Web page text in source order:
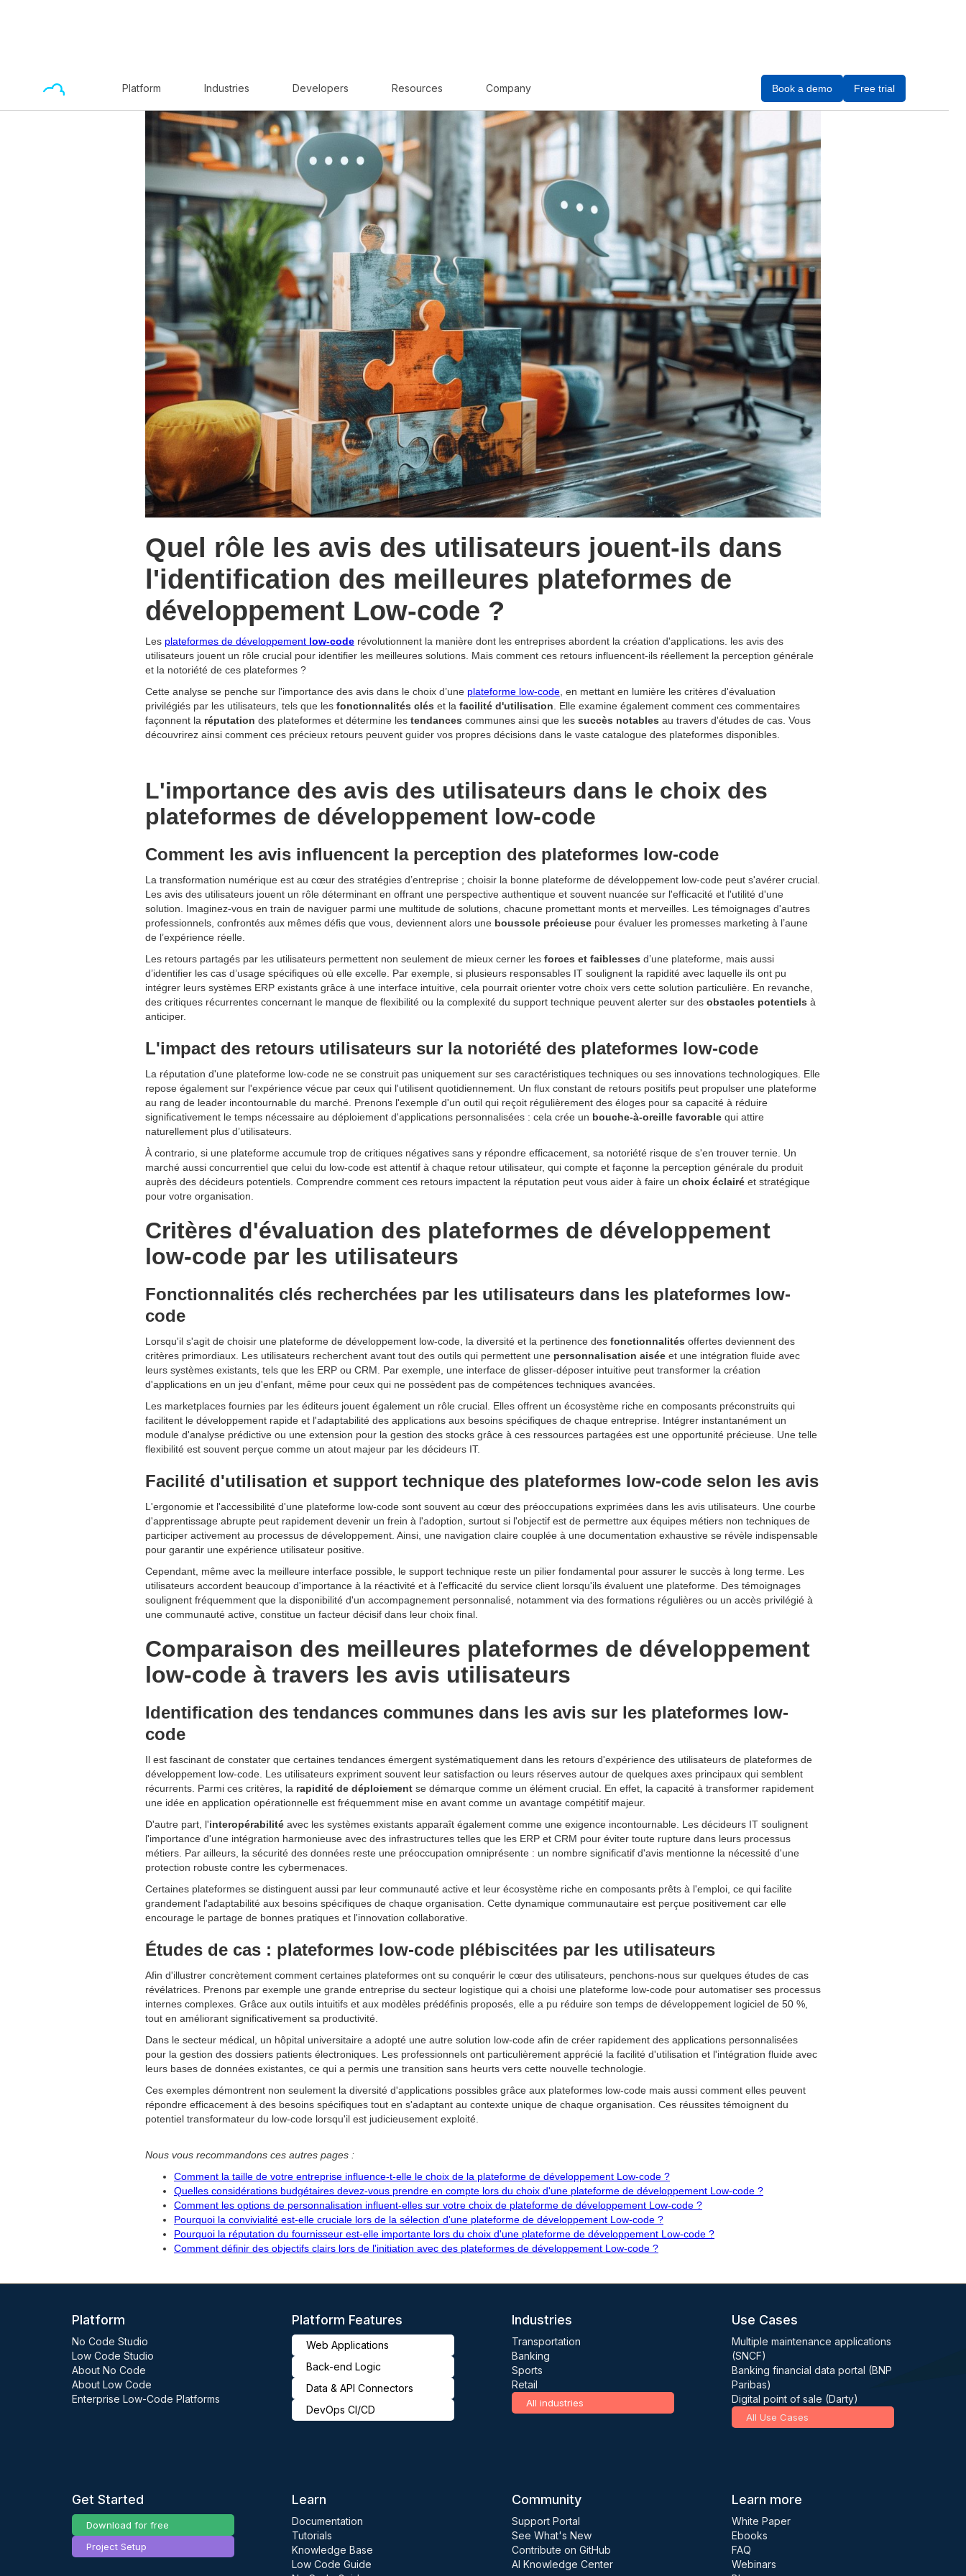
Platform Industries Developers Resources Company Book a demo Free trial
Quel rôle les avis des utilisateurs jouent-ils dans
l'identification des meilleures plateformes de
développement Low-code ?
Les plateformes de développement low-code révolutionnent la manière dont les entreprises abordent la création d'applications. les avis des
utilisateurs jouent un rôle crucial pour identifier les meilleures solutions. Mais comment ces retours influencent-ils réellement la perception générale
et la notoriété de ces plateformes ?
Cette analyse se penche sur l'importance des avis dans le choix d’une plateforme low-code , en mettant en lumière les critères d'évaluation
privilégiés par les utilisateurs, tels que les fonctionnalités clés et la facilité d'utilisation . Elle examine également comment ces commentaires
façonnent la réputation des plateformes et détermine les tendances communes ainsi que les succès notables au travers d'études de cas. Vous
découvrirez ainsi comment ces précieux retours peuvent guider vos propres décisions dans le vaste catalogue des plateformes disponibles.
L'importance des avis des utilisateurs dans le choix des
plateformes de développement low-code
Comment les avis influencent la perception des plateformes low-code
La transformation numérique est au cœur des stratégies d’entreprise ; choisir la bonne plateforme de développement low-code peut s'avérer crucial.
Les avis des utilisateurs jouent un rôle déterminant en offrant une perspective authentique et souvent nuancée sur l'efficacité et l'utilité d'une
solution. Imaginez-vous en train de naviguer parmi une multitude de solutions, chacune promettant monts et merveilles. Les témoignages d'autres
professionnels, confrontés aux mêmes défis que vous, deviennent alors une boussole précieuse pour évaluer les promesses marketing à l’aune
de l’expérience réelle.
Les retours partagés par les utilisateurs permettent non seulement de mieux cerner les forces et faiblesses d’une plateforme, mais aussi
d’identifier les cas d’usage spécifiques où elle excelle. Par exemple, si plusieurs responsables IT soulignent la rapidité avec laquelle ils ont pu
intégrer leurs systèmes ERP existants grâce à une interface intuitive, cela pourrait orienter votre choix vers cette solution particulière. En revanche,
des critiques récurrentes concernant le manque de flexibilité ou la complexité du support technique peuvent alerter sur des obstacles potentiels à
anticiper.
L'impact des retours utilisateurs sur la notoriété des plateformes low-code
La réputation d'une plateforme low-code ne se construit pas uniquement sur ses caractéristiques techniques ou ses innovations technologiques. Elle
repose également sur l'expérience vécue par ceux qui l'utilisent quotidiennement. Un flux constant de retours positifs peut propulser une plateforme
au rang de leader incontournable du marché. Prenons l'exemple d'un outil qui reçoit régulièrement des éloges pour sa capacité à réduire
significativement le temps nécessaire au déploiement d'applications personnalisées : cela crée un bouche-à-oreille favorable qui attire
naturellement plus d’utilisateurs.
À contrario, si une plateforme accumule trop de critiques négatives sans y répondre efficacement, sa notoriété risque de s'en trouver ternie. Un
marché aussi concurrentiel que celui du low-code est attentif à chaque retour utilisateur, qui compte et façonne la perception générale du produit
auprès des décideurs potentiels. Comprendre comment ces retours impactent la réputation peut vous aider à faire un choix éclairé et stratégique
pour votre organisation.
Critères d'évaluation des plateformes de développement
low-code par les utilisateurs
Fonctionnalités clés recherchées par les utilisateurs dans les plateformes low-
code
Lorsqu'il s'agit de choisir une plateforme de développement low-code, la diversité et la pertinence des fonctionnalités offertes deviennent des
critères primordiaux. Les utilisateurs recherchent avant tout des outils qui permettent une personnalisation aisée et une intégration fluide avec
leurs systèmes existants, tels que les ERP ou CRM. Par exemple, une interface de glisser-déposer intuitive peut transformer la création
d'applications en un jeu d'enfant, même pour ceux qui ne possèdent pas de compétences techniques avancées.
Les marketplaces fournies par les éditeurs jouent également un rôle crucial. Elles offrent un écosystème riche en composants préconstruits qui
facilitent le développement rapide et l'adaptabilité des applications aux besoins spécifiques de chaque entreprise. Intégrer instantanément un
module d'analyse prédictive ou une extension pour la gestion des stocks grâce à ces ressources partagées est une opportunité précieuse. Une telle
flexibilité est souvent perçue comme un atout majeur par les décideurs IT.
Facilité d'utilisation et support technique des plateformes low-code selon les avis
L'ergonomie et l'accessibilité d'une plateforme low-code sont souvent au cœur des préoccupations exprimées dans les avis utilisateurs. Une courbe
d'apprentissage abrupte peut rapidement devenir un frein à l'adoption, surtout si l'objectif est de permettre aux équipes métiers non techniques de
participer activement au processus de développement. Ainsi, une navigation claire couplée à une documentation exhaustive se révèle indispensable
pour garantir une expérience utilisateur positive.
Cependant, même avec la meilleure interface possible, le support technique reste un pilier fondamental pour assurer le succès à long terme. Les
utilisateurs accordent beaucoup d'importance à la réactivité et à l'efficacité du service client lorsqu'ils évaluent une plateforme. Des témoignages
soulignent fréquemment que la disponibilité d'un accompagnement personnalisé, notamment via des formations régulières ou un accès privilégié à
une communauté active, constitue un facteur décisif dans leur choix final.
Comparaison des meilleures plateformes de développement
low-code à travers les avis utilisateurs
Identification des tendances communes dans les avis sur les plateformes low-
code
Il est fascinant de constater que certaines tendances émergent systématiquement dans les retours d'expérience des utilisateurs de plateformes de
développement low-code. Les utilisateurs expriment souvent leur satisfaction ou leurs réserves autour de quelques axes principaux qui semblent
récurrents. Parmi ces critères, la rapidité de déploiement se démarque comme un élément crucial. En effet, la capacité à transformer rapidement
une idée en application opérationnelle est fréquemment mise en avant comme un avantage compétitif majeur.
D'autre part, l'interopérabilité avec les systèmes existants apparaît également comme une exigence incontournable. Les décideurs IT soulignent
l'importance d'une intégration harmonieuse avec des infrastructures telles que les ERP et CRM pour éviter toute rupture dans leurs processus
métiers. Par ailleurs, la sécurité des données reste une préoccupation omniprésente : un nombre significatif d'avis mentionne la nécessité d'une
protection robuste contre les cybermenaces.
Certaines plateformes se distinguent aussi par leur communauté active et leur écosystème riche en composants prêts à l'emploi, ce qui facilite
grandement l'adaptabilité aux besoins spécifiques de chaque organisation. Cette dynamique communautaire est perçue positivement car elle
encourage le partage de bonnes pratiques et l'innovation collaborative.
Études de cas : plateformes low-code plébiscitées par les utilisateurs
Afin d'illustrer concrètement comment certaines plateformes ont su conquérir le cœur des utilisateurs, penchons-nous sur quelques études de cas
révélatrices. Prenons par exemple une grande entreprise du secteur logistique qui a choisi une plateforme low-code pour automatiser ses processus
internes complexes. Grâce aux outils intuitifs et aux modèles prédéfinis proposés, elle a pu réduire son temps de développement logiciel de 50 %,
tout en améliorant significativement sa productivité.
Dans le secteur médical, un hôpital universitaire a adopté une autre solution low-code afin de créer rapidement des applications personnalisées
pour la gestion des dossiers patients électroniques. Les professionnels ont particulièrement apprécié la facilité d'utilisation et l'intégration fluide avec
leurs bases de données existantes, ce qui a permis une transition sans heurts vers cette nouvelle technologie.
Ces exemples démontrent non seulement la diversité d'applications possibles grâce aux plateformes low-code mais aussi comment elles peuvent
répondre efficacement à des besoins spécifiques tout en s'adaptant au contexte unique de chaque organisation. Ces réussites témoignent du
potentiel transformateur du low-code lorsqu'il est judicieusement exploité.
Nous vous recommandons ces autres pages :
Comment la taille de votre entreprise influence-t-elle le choix de la plateforme de développement Low-code ?
Quelles considérations budgétaires devez-vous prendre en compte lors du choix d'une plateforme de développement Low-code ?
Comment les options de personnalisation influent-elles sur votre choix de plateforme de développement Low-code ?
Pourquoi la convivialité est-elle cruciale lors de la sélection d'une plateforme de développement Low-code ?
Pourquoi la réputation du fournisseur est-elle importante lors du choix d'une plateforme de développement Low-code ?
Comment définir des objectifs clairs lors de l'initiation avec des plateformes de développement Low-code ?
Platform
No Code Studio
Low Code Studio
About No Code
About Low Code
Enterprise Low-Code Platforms
Platform Features
Web Applications
Back-end Logic
Data & API Connectors
DevOps CI/CD
Industries
Transportation
Banking
Sports
Retail
All industries
Use Cases
Multiple maintenance applications
(SNCF)
Banking financial data portal (BNP
Paribas)
Digital point of sale (Darty)
All Use Cases
Get Started
Download for free
Project Setup
Learn
Documentation
Tutorials
Knowledge Base
Low Code Guide
Community
Support Portal
See What's New
Contribute on GitHub
AI Knowledge Center
Learn more
White Paper
Ebooks
FAQ
Webinars